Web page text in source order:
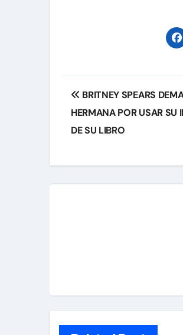
Navegación
de
entradas
BRITNEY SPEARS
HERMANA POR USAR SU
DE SU LIBRO